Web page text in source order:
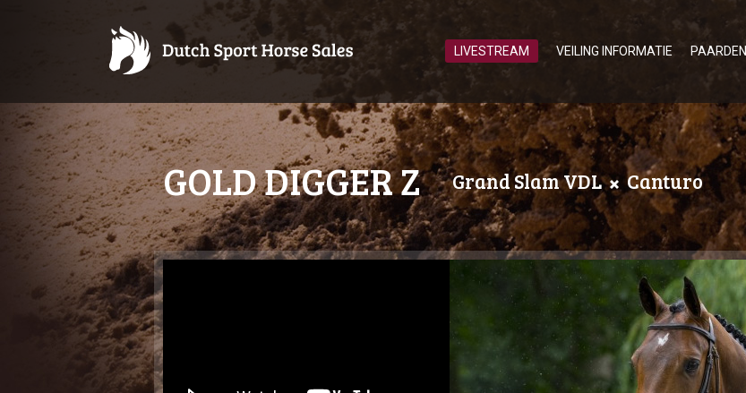
LIVESTREAM VEILING INFORMATIE PAARDEN
GOLD DIGGER Z Grand Slam VDL Canturo